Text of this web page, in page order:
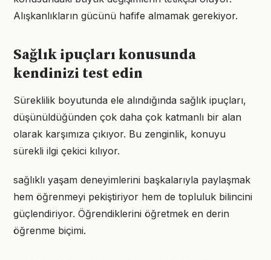
Alışkanlıkların gücünü hafife almamak gerekiyor.
Sağlık ipuçları konusunda
kendinizi test edin
Süreklilik boyutunda ele alındığında sağlık ipuçları,
düşünüldüğünden çok daha çok katmanlı bir alan
olarak karşımıza çıkıyor. Bu zenginlik, konuyu
sürekli ilgi çekici kılıyor.
sağlıklı yaşam deneyimlerini başkalarıyla paylaşmak
hem öğrenmeyi pekiştiriyor hem de topluluk bilincini
güçlendiriyor. Öğrendiklerini öğretmek en derin
öğrenme biçimi.